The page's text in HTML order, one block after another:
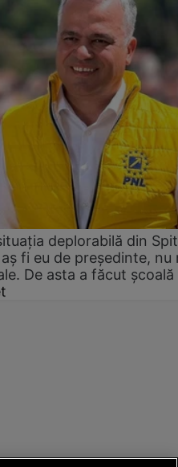
deplorabilă din
fi eu de președinte, nu
De asta a făcut școală